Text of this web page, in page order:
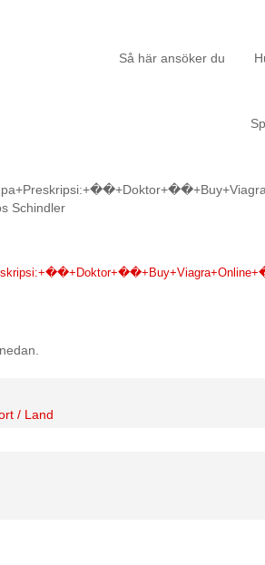
Så här ansöker du
Schindler(aktuell
/ Land